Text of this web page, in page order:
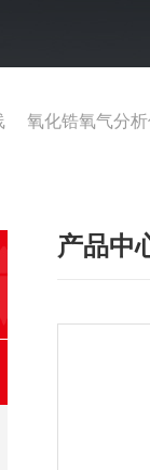
氧化锆氧气分
产品中